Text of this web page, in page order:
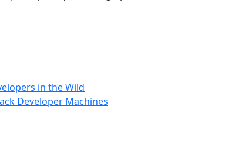
in the Wild
Developer Machines